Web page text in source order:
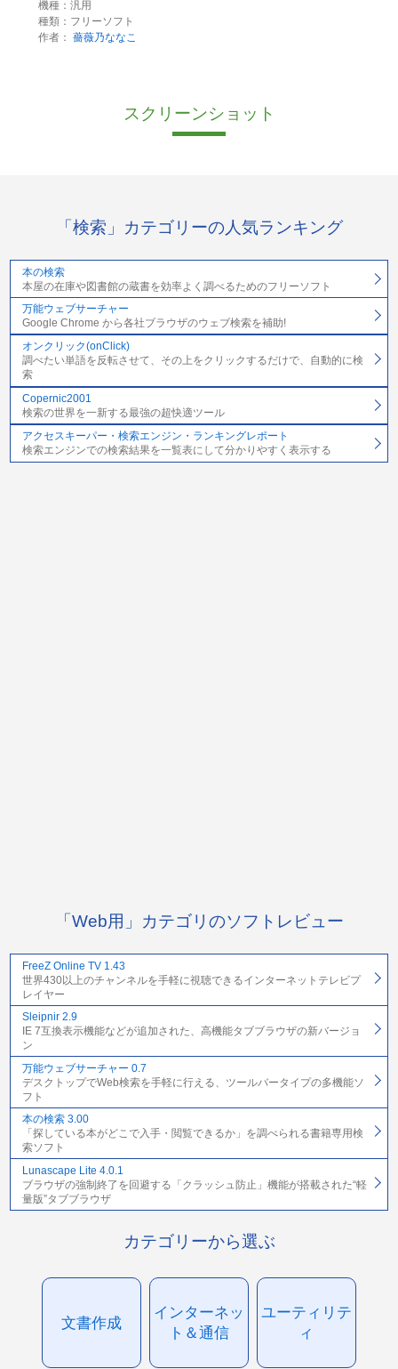
機種：汎用
種類：フリーソフト
作者： 薔薇乃ななこ
スクリーンショット
「検索」カテゴリーの人気ランキング
本の検索
本屋の在庫や図書館の蔵書を効率よく調べるためのフリーソフト
万能ウェブサーチャー
Google Chrome から各社ブラウザのウェブ検索を補助!
オンクリック(onClick)
調べたい単語を反転させて、その上をクリックするだけで、自動的に検
索
Copernic2001
検索の世界を一新する最強の超快適ツール
アクセスキーパー・検索エンジン・ランキングレポート
検索エンジンでの検索結果を一覧表にして分かりやすく表示する
「Web用」カテゴリのソフトレビュー
FreeZ Online TV 1.43
世界430以上のチャンネルを手軽に視聴できるインターネットテレビプ
レイヤー
Sleipnir 2.9
IE 7互換表示機能などが追加された、高機能タブブラウザの新バージョ
ン
万能ウェブサーチャー 0.7
デスクトップでWeb検索を手軽に行える、ツールバータイプの多機能ソ
フト
本の検索 3.00
「探している本がどこで入手・閲覧できるか」を調べられる書籍専用検
索ソフト
Lunascape Lite 4.0.1
ブラウザの強制終了を回避する「クラッシュ防止」機能が搭載された“軽
量版”タブブラウザ
カテゴリーから選ぶ
文書作成
インターネッ
ト＆通信
ユーティリテ
ィ